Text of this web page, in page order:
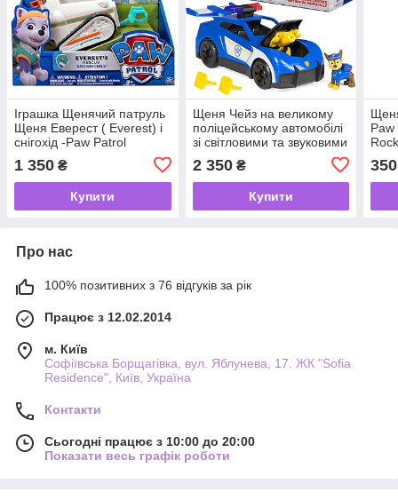
Іграшка Щенячий патруль
Щеня Еверест ( Everest) і
снігохід -Paw Patrol
1 350 ₴
Купити
Щеня Чейз на великому
поліцейському автомобілі
зі світловими та звуковими
патруль" - Paw Patrol
Chase Launch 'N'
2 350₴
Купити
Paw
350
Про нас
100% позитивних з 76 відгуків за рік
Працює з 12.02.2014
м. Київ
Софіївська Борщагівка, вул. Яблунева, 17. ЖК "Sofia
Residence", Київ, Україна
Контакти
Сьогодні працює з 10:00 до 20:00
Показати весь графік роботи